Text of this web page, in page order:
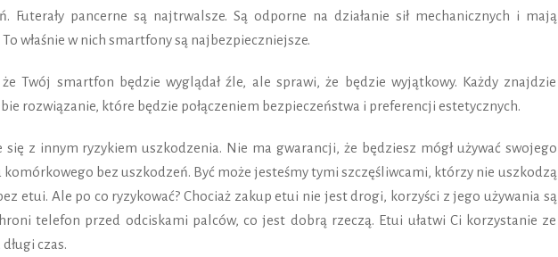
Futerały pancerne są najtrwalsze. Są odporne na działanie sił mechanicznych i mają
To właśnie w nich smartfony są najbezpieczniejsze.
Twój smartfon będzie wyglądał źle, ale sprawi, że będzie wyjątkowy. Każdy znajdzie
rozwiązanie, które będzie połączeniem bezpieczeństwa i preferencji estetycznych.
się z innym ryzykiem uszkodzenia. Nie ma gwarancji, że będziesz mógł używać swojego
bez uszkodzeń. Być może jesteśmy tymi szczęśliwcami, którzy nie uszkodzą
etui. Ale po co ryzykować? Chociaż zakup etui nie jest drogi, korzyści z jego używania są
telefon przed odciskami palców, co jest dobrą rzeczą. Etui ułatwi Ci korzystanie ze
czas.